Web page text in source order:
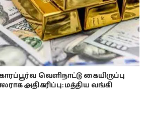
வெளிநாட்டு கையிருப்பு
அதிகரிப்பு: மத்திய வங்கி